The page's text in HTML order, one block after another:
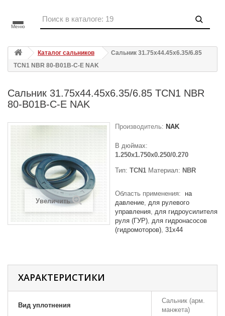
Меню
Каталог сальников
Сальник 31.75x44.45x6.35/6.85
TCN1 NBR 80-B01B-C-E NAK
Сальник 31.75x44.45x6.35/6.85 TCN1 NBR
80-B01B-C-E NAK
Увеличить
Производитель: NAK
В дюймах:
1.250x1.750x0.250/0.270
Тип: TCN1 Материал: NBR
Область применения:
на
давление для рулевого
управления для гидроусилителя
руля (ГУР) для гидронасосов
(гидромоторов) 31x44
ХАРАКТЕРИСТИКИ
Вид уплотнения
Сальник (арм.
манжета)